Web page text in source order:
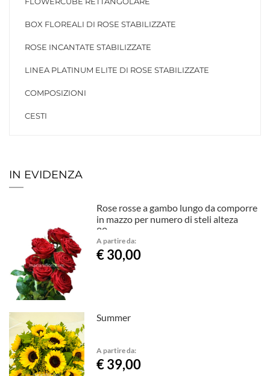
BOX FLOREALI DI ROSE STABILIZZATE
ROSE INCANTATE STABILIZZATE
LINEA PLATINUM ELITE DI ROSE STABILIZZATE
COMPOSIZIONI
CESTI
IN EVIDENZA
Rose rosse a gambo lungo da comporre
in mazzo per numero di steli alteza
80cm
A partire da:
€ 30,00
Summer
A partire da:
€ 39,00